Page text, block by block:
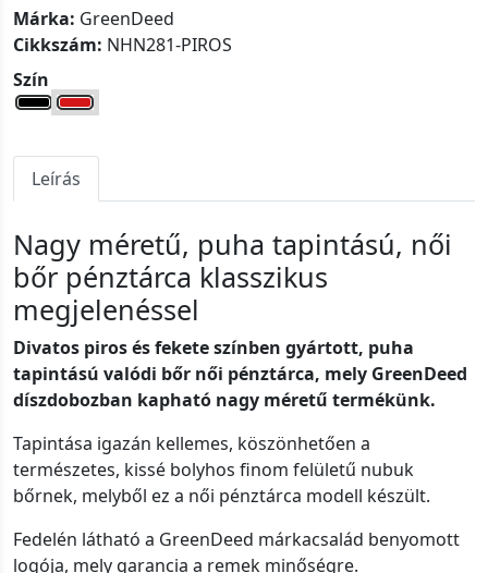
Márka: GreenDeed
Cikkszám: NHN281-PIROS
Szín
Leírás
Nagy méretű, puha tapintású, női
bőr pénztárca klasszikus
megjelenéssel
Divatos piros és fekete színben gyártott, puha
tapintású valódi bőr női pénztárca, mely GreenDeed
díszdobozban kapható nagy méretű termékünk.
Tapintása igazán kellemes, köszönhetően a
természetes, kissé bolyhos finom felületű nubuk
bőrnek, melyből ez a női pénztárca modell készült.
Fedelén látható a GreenDeed márkacsalád benyomott
logója, mely garancia a remek minőségre.